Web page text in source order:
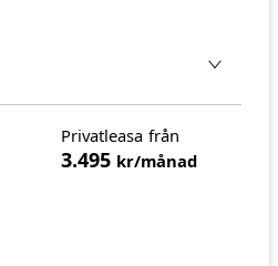
Privatleasa från
3.495 kr/månad